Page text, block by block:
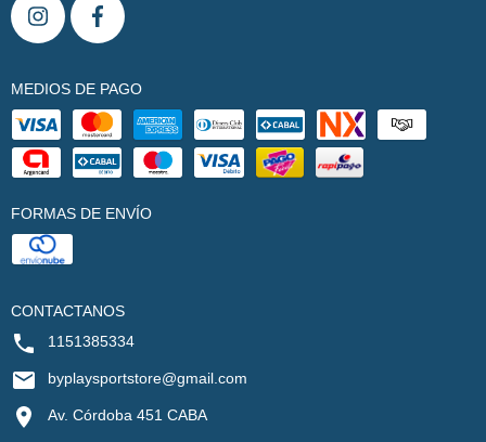
MEDIOS DE PAGO
FORMAS DE ENVÍO
CONTACTANOS
1151385334
byplaysportstore@gmail.com
Av. Córdoba 451 CABA